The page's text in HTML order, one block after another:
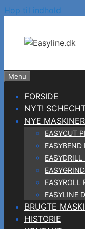
Hop til indhold
Menu
FORSIDE
NYT!
NYE MASKINER
EASYCUT
EASYBEND
EASYDRILL
EASYROLL
EASYLINE
BRUGTE
HISTORIE